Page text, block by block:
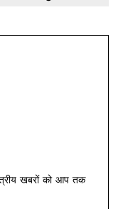
खबरों को आप तक